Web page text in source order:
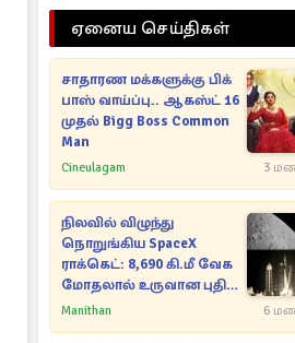
ஏனைய செய்திகள்
சாதாரண மக்களுக்கு பிக்
பாஸ் வாய்ப்பு.. ஆகஸ்ட் 16
முதல் Bigg Boss Common
Man
Cineulagam 3
நிலவில் விழுந்து
நொறுங்கிய SpaceX
ராக்கெட்: 8,690 கி.மீ வேக
மோதலால் உருவான புதிய
பள்ளம்!
Manithan 6